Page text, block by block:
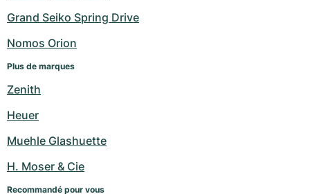
Grand Seiko Spring Drive
Nomos Orion
Plus de marques
Zenith
Heuer
Muehle Glashuette
H. Moser & Cie
Recommandé pour vous